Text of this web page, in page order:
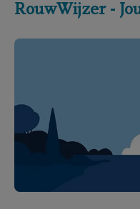
RouwWijzer -